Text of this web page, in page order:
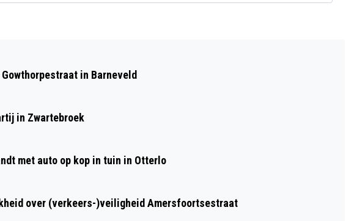
IN KOOTWIJKERBROEK,
in Barneveld
in Zwartebroek
met auto op kop in tuin in Otterlo
over (verkeers-)veiligheid Amersfoortsestraat